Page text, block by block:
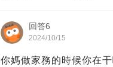
回答6
2024/10/15
你媽做家務的時候你在